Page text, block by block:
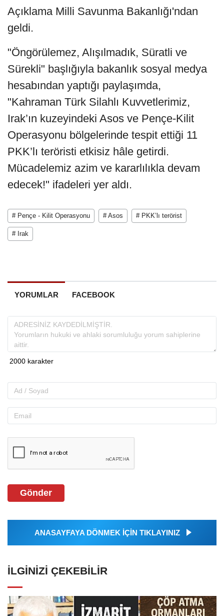
Açıklama Milli Savunma Bakanlığı'ndan
geldi.
"Öngörülemez, Alışılmadık, Süratli ve
Sürekli" başlığıyla bakanlık sosyal medya
hesabından yaptığı paylaşımda,
"Kahraman Türk Silahlı Kuvvetlerimiz,
Irak’ın kuzeyindeki Asos ve Pençe-Kilit
Operasyonu bölgelerinde tespit ettiği 11
PKK’lı teröristi etkisiz hâle getirdi.
Mücadelemiz azim ve kararlılıkla devam
edecek!" ifadeleri yer aldı.
# Pençe - Kilit Operasyonu # Asos # PKK’lı terörist
# Irak
YORUMLAR FACEBOOK
Gönder
ANASAYFAYA DÖNMEK İÇİN TIKLAYINIZ
İLGINIZI ÇEKEBILIR